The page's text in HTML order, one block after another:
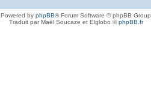
Powered by phpBB® Forum Software © phpBB Group
Traduit par Maël Soucaze et Elglobo ©phpBB.fr